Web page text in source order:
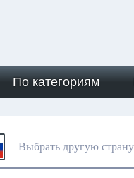
По категориям
Выбрать другую страну